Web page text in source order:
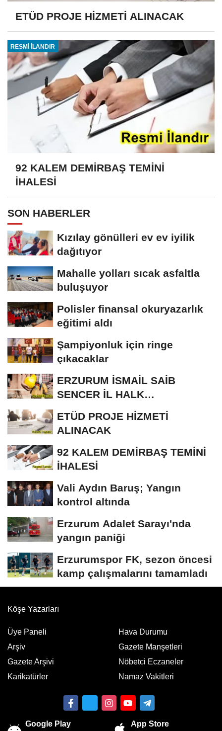
ETÜD PROJE HİZMETİ ALINACAK
RESMİ İLANDIR
92 KALEM DEMİRBAŞ TEMİNİ
İHALESİ
SON HABERLER
Kızılay gönülleri ev ev iyilik
dağıtıyor
Mahalle yolları sıcak asfaltla
buluşuyor
Polisler finansal okuryazarlık
eğitimi aldı
Şampiyonluk için ringe
çıkacaklar
ERZURUM İSMAİL SAİB
SENCER İL HALK
KÜTÜPHANESİ BAKIM VE
ONARIM...
ETÜD PROJE HİZMETİ
ALINACAK
92 KALEM DEMİRBAŞ TEMİNİ
İHALESİ
Vali Aydın Baruş; Yangın
kontrol altında
Erzurum Adalet Sarayı'nda
yangın paniği
Erzurumspor FK, sezon öncesi
kamp çalışmalarını tamamladı
Köşe Yazarları
Üye Paneli
Arşiv
Gazete Arşivi
Karikatürler
Hava Durumu
Gazete Manşetleri
Nöbetci Eczaneler
Namaz Vakitleri
Google Play App Store